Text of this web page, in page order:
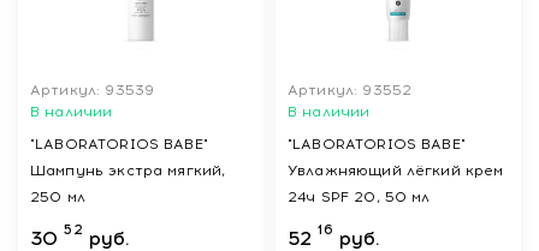
Артикул: 93539
В наличии
"LABORATORIOS BABE"
Шампунь экстра мягкий,
250 мл
30 52 руб.
Артикул: 93552
В наличии
"LABORATORIOS BABE"
Увлажняющий лёгкий крем
24ч SPF 20, 50 мл
52 16 руб.